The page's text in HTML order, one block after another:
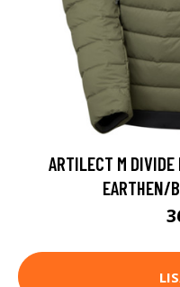
ARTILECT M DIVIDE
EARTHEN/